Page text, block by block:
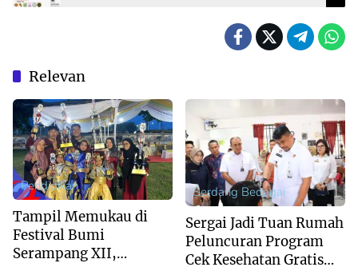
Relevan
Pendidikan
Tampil Memukau di
Festival Bumi
Serampang XII,
Serdang Bedagai
Sergai Jadi Tuan Rumah
Peluncuran Program
Cek Kesehatan Gratis